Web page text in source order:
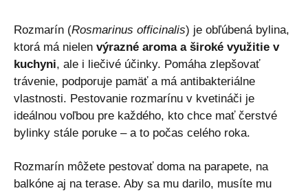
Rozmarín (Rosmarinus officinalis) je obľúbená bylina,
ktorá má nielen výrazné aroma a široké využitie v
kuchyni, ale i liečivé účinky. Pomáha zlepšovať
trávenie, podporuje pamäť a má antibakteriálne
vlastnosti. Pestovanie rozmarínu v kvetináči je
ideálnou voľbou pre každého, kto chce mať čerstvé
bylinky stále poruke – a to počas celého roka.
Rozmarín môžete pestovať doma na parapete, na
balkóne aj na terase. Aby sa mu darilo, musíte mu